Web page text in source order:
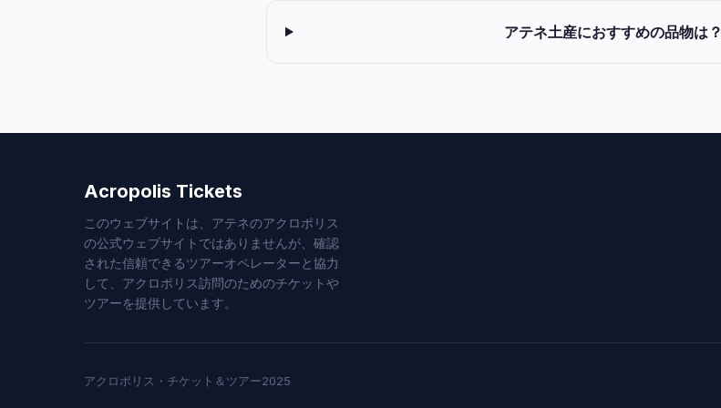
アテネ土産におすすめの品物は？
Acropolis Tickets
このウェブサイトは、アテネのアクロポリス
の公式ウェブサイトではありませんが、確認
された信頼できるツアーオペレーターと協力
して、アクロポリス訪問のためのチケットや
ツアーを提供しています。
アクロポリス・チケット＆ツアー2025